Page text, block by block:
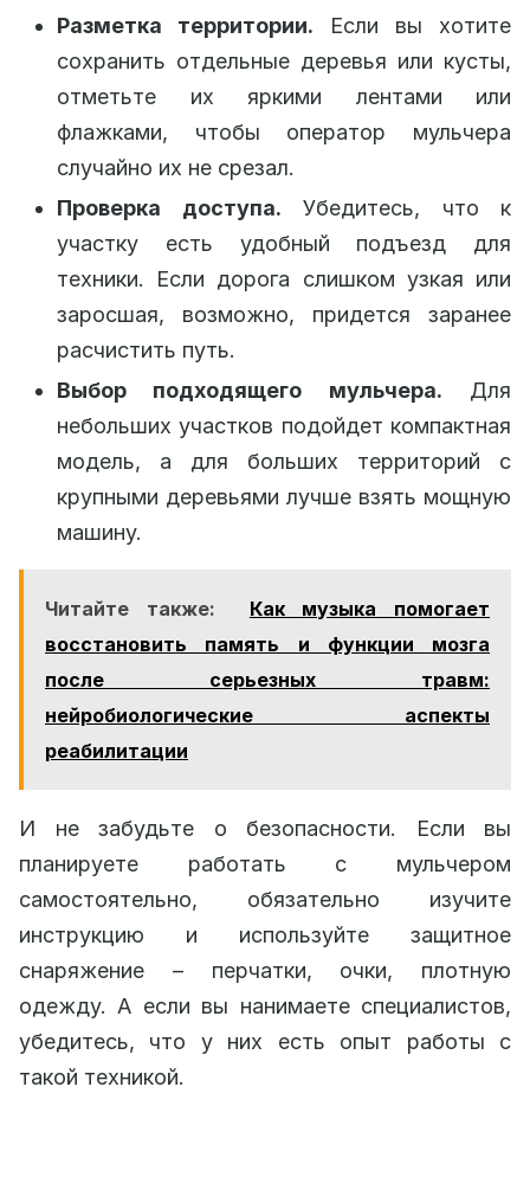
Разметка территории. Если вы хотите
сохранить отдельные деревья или кусты,
отметьте их яркими лентами или
флажками, чтобы оператор мульчера
случайно их не срезал.
Проверка доступа. Убедитесь, что к
участку есть удобный подъезд для
техники. Если дорога слишком узкая или
заросшая, возможно, придется заранее
расчистить путь.
Выбор подходящего мульчера. Для
небольших участков подойдет компактная
модель, а для больших территорий с
крупными деревьями лучше взять мощную
машину.
Читайте также:
Как музыка помогает
восстановить память и функции мозга
после серьезных травм:
нейробиологические аспекты
реабилитации
И не забудьте о безопасности. Если вы
планируете работать с мульчером
самостоятельно, обязательно изучите
инструкцию и используйте защитное
снаряжение – перчатки, очки, плотную
одежду. А если вы нанимаете специалистов,
убедитесь, что у них есть опыт работы с
такой техникой.